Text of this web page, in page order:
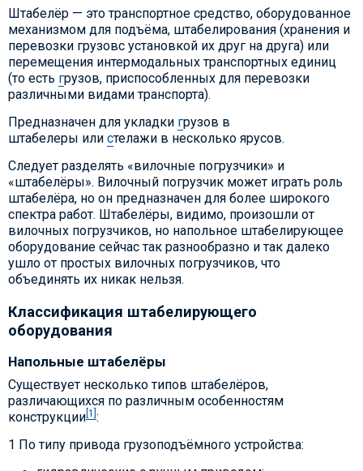
Штабелёр — это транспортное средство, оборудованное
механизмом для подъёма, штабелирования (хранения и
перевозки грузовс установкой их друг на друга) или
перемещения интермодальных транспортных единиц
(то есть грузов, приспособленных для перевозки
различными видами транспорта).
Предназначен для укладки грузов в
штабелеры или стелажи в несколько ярусов.
Следует разделять «вилочные погрузчики» и
«штабелёры». Вилочный погрузчик может играть роль
штабелёра, но он предназначен для более широкого
спектра работ. Штабелёры, видимо, произошли от
вилочных погрузчиков, но напольное штабелирующее
оборудование сейчас так разнообразно и так далеко
ушло от простых вилочных погрузчиков, что
объединять их никак нельзя.
Классификация штабелирующего
оборудования
Напольные штабелёры
Существует несколько типов штабелёров,
различающихся по различным особенностям
конструкции[1] :
1 По типу привода грузоподъёмного устройства: